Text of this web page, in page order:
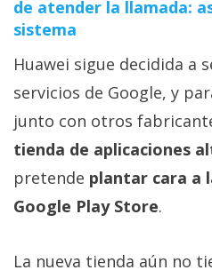
Sistemas
operativos
Profesional
+
Más
temas
de atender la llamada:
sistema
Huawei sigue decidida a
servicios de Google, y
junto con otros
tienda de aplicaciones
pretende plantar cara a
Google Play Store.
La nueva tienda aún no